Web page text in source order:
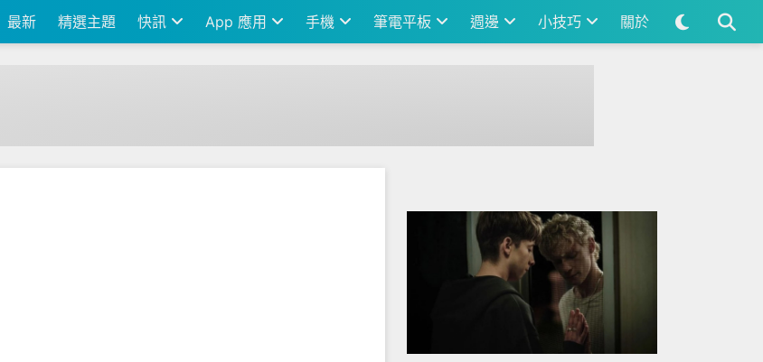
最新 精選主題 快訊 App 應用 手機 筆電平板 週邊 小技巧 關於